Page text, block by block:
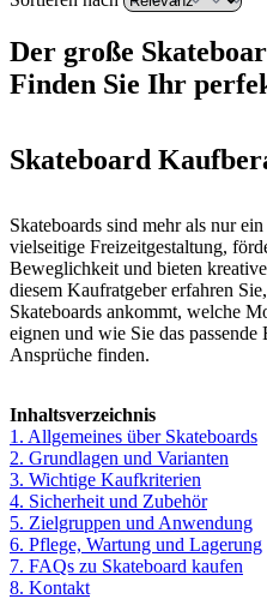
Der große
Finden Sie Ihr
Skateboard
Skateboards sind mehr als nur
vielseitige Freizeitgestaltung,
Beweglichkeit und bieten
diesem Kaufratgeber erfahren
Skateboards ankommt, welche
eignen und wie Sie das
Ansprüche finden.
Inhaltsverzeichnis
1. Allgemeines über Skateboards
2. Grundlagen und Varianten
3. Wichtige Kaufkriterien
4. Sicherheit und Zubehör
5. Zielgruppen und Anwendung
6. Pflege, Wartung und Lagerung
7. FAQs zu Skateboard kaufen
8. Kontakt